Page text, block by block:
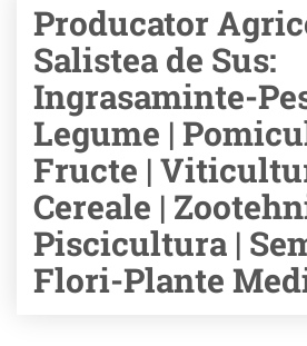
Producator
Salistea de Sus:
Ingrasaminte-
Legume |
Fructe |
Cereale |
Piscicultura |
Flori-Plante